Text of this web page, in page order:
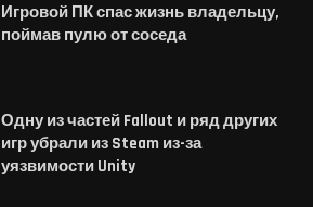
Игровой ПК спас жизнь владельцу,
поймав пулю от соседа
Одну из частей Fallout и ряд других
игр убрали из Steam из-за
уязвимости Unity